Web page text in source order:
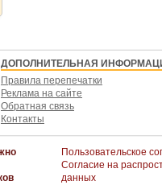
ДОПОЛНИТЕЛЬНАЯ
Правила перепечатки
Реклама на сайте
Обратная связь
Контакты
Пользовательское
Согласие на
данных